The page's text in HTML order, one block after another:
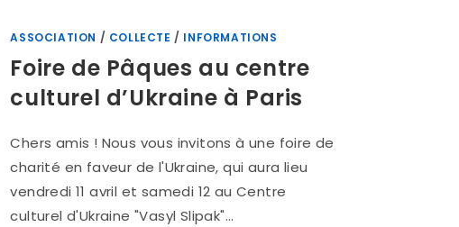
ASSOCIATION / COLLECTE / INFORMATIONS
Foire de Pâques au centre
culturel d’Ukraine à Paris
Chers amis ! Nous vous invitons à une foire de
charité en faveur de l'Ukraine, qui aura lieu
vendredi 11 avril et samedi 12 au Centre
culturel d'Ukraine "Vasyl Slipak"…